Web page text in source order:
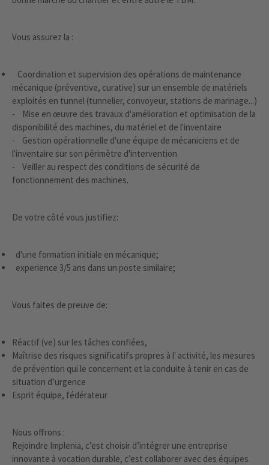
Vous assurez la :
Coordination et supervision des opérations de maintenance
mécanique (préventive, curative) sur un ensemble de matériels
exploités en tunnel (tunnelier, convoyeur, stations de marinage...)
- Mise en œuvre des travaux d'amélioration et optimisation de la
disponibilité des machines, du matériel et de l'inventaire
- Gestion opérationnelle d'une équipe de mécaniciens et de
l'inventaire sur son périmètre d'intervention
- Veiller au respect des conditions de sécurité de
fonctionnement des machines.
De votre côté vous justifiez:
d'une formation initiale en mécanique;
experience 3/5 ans dans un poste similaire;
Vous faites de preuve de:
Réactif (ve) sur les tâches confiées,
Maîtrise des risques significatifs propres à l' activité, les mesures
de prévention qui le concernent et la conduite à tenir en cas de
situation d’urgence
Esprit équipe, fédérateur
Nous offrons :
Rejoindre Implenia, c’est choisir d’intégrer une entreprise
innovante à vocation durable, c’est collaborer avec des équipes